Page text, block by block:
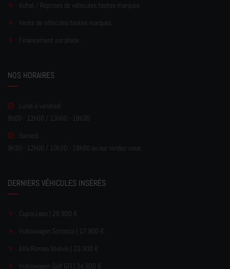
Achat / Reprises de véhicules toutes marques
Vente de véhicules toutes marques
Financement sur place
NOS HORAIRES
Lundi à vendredi
8h00 - 12h00 / 13h00 - 18h30
Samedi
9h30 - 12h00 / 13h30 - 18h00 ou sur rendez-vous
DERNIERS VÉHICULES INSÉRÉS
Cupra Leon | 26.900 €
Volkswagen Scirocco | 17.900 €
Alfa Romeo Stelvio | 23.900 €
Volkswagen Golf GTI | 34.900 €